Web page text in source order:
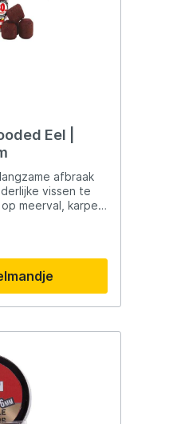
Eel |
afbraak
vissen te
meerval, karpers
te steken